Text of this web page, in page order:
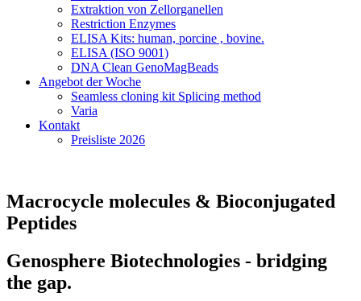
Extraktion von Zellorganellen
Restriction Enzymes
ELISA Kits: human, porcine , bovine.
ELISA (ISO 9001)
DNA Clean GenoMagBeads
Angebot der Woche
Seamless cloning kit Splicing method
Varia
Kontakt
Preisliste 2026
Macrocycle molecules & Bioconjugated
Peptides
Genosphere Biotechnologies - bridging
the gap.